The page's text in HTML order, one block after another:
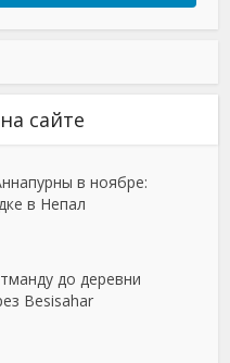
сайте
в ноябре:
в Непал
до деревни
Besisahar